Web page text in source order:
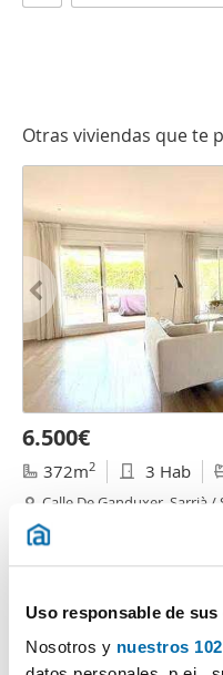
Uso responsable de sus
Nosotros y nuestros
Otras viviendas que te
6.500€
372m2 3 Hab
Calle De Ganduxer, Sarrià /
Barcelona